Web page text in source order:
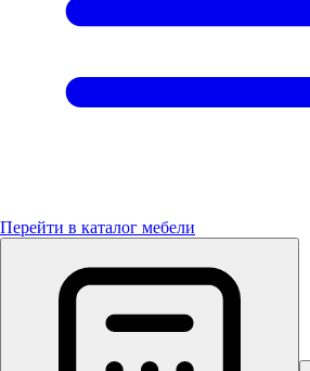
Перейти в каталог мебели